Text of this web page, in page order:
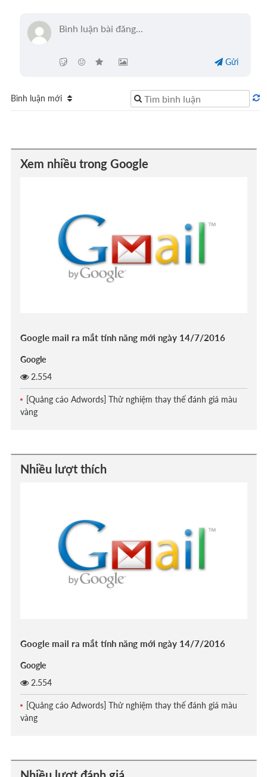
Gửi
Bình luận mới
Xem nhiều trong Google
Google mail ra mắt tính năng mới ngày 14/7/2016
Google
2.554
[Quảng cáo Adwords] Thử nghiệm thay thế đánh giá màu
vàng
Nhiều lượt thích
Google mail ra mắt tính năng mới ngày 14/7/2016
Google
2.554
[Quảng cáo Adwords] Thử nghiệm thay thế đánh giá màu
vàng